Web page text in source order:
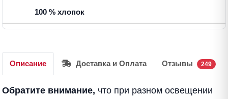
100 % хлопок
Описание Доставка и Оплата Отзывы 249
Обратите внимание, что при разном освещении